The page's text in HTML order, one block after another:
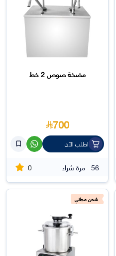
مضخة صوص 2 خط
700
اطلب الآن
56 مرة شراء 0
شحن مجاني